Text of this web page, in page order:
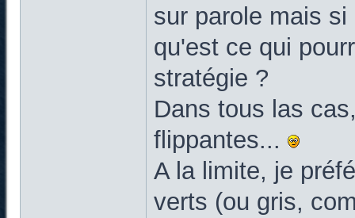
sur parole mais
qu'est ce qui
stratégie ?
Dans tous las
flippantes...
A la limite, je
verts (ou gris,